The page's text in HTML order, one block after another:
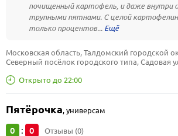
почищенный картофель, и даже внутри
трупными пятнами. С целой
только процентов...
Открыто до 22:00
Московская область, Талдомский городской
Северный посёлок городского типа, Садовая
Пятёрочка,универсам
0 : 0 Отзывы (0)